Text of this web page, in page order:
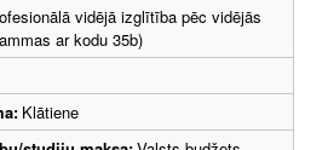
vidējā izglītība pēc vidējās
ar kodu 35b)
Klātiene